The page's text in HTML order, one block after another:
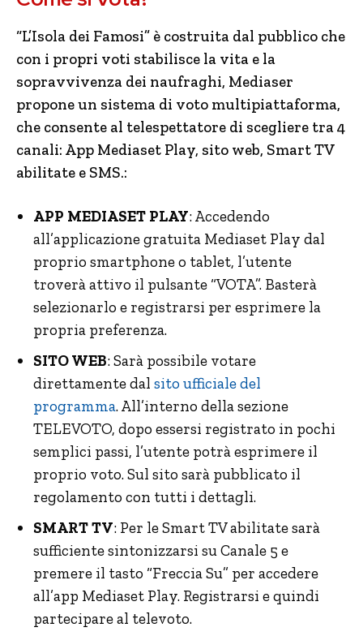
“L’Isola dei Famosi” è costruita dal pubblico che
con i propri voti stabilisce la vita e la
sopravvivenza dei naufraghi, Mediaser
propone un sistema di voto multipiattaforma,
che consente al telespettatore di scegliere tra 4
canali: App Mediaset Play, sito web, Smart TV
abilitate e SMS.:
APP MEDIASET PLAY: Accedendo
all’applicazione gratuita Mediaset Play dal
proprio smartphone o tablet, l’utente
troverà attivo il pulsante “VOTA”. Basterà
selezionarlo e registrarsi per esprimere la
propria preferenza.
SITO WEB: Sarà possibile votare
direttamente dal sito ufficiale del
programma. All’interno della sezione
TELEVOTO, dopo essersi registrato in pochi
semplici passi, l’utente potrà esprimere il
proprio voto. Sul sito sarà pubblicato il
regolamento con tutti i dettagli.
SMART TV: Per le Smart TV abilitate sarà
sufficiente sintonizzarsi su Canale 5 e
premere il tasto “Freccia Su” per accedere
all’app Mediaset Play. Registrarsi e quindi
partecipare al televoto.